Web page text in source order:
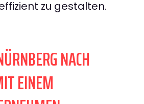
zu gestalten.
NACH
EINEM